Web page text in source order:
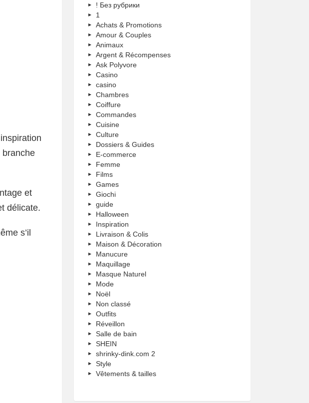
branche
et
délicate.
s’il
! Без рубрики
1
Achats & Promotions
Amour & Couples
Animaux
Argent & Récompenses
Ask Polyvore
Casino
casino
Chambres
Coiffure
Commandes
Cuisine
Culture
Dossiers & Guides
E-commerce
Femme
Films
Games
Giochi
guide
Halloween
Inspiration
Livraison & Colis
Maison & Décoration
Manucure
Maquillage
Masque Naturel
Mode
Noël
Non classé
Outfits
Réveillon
Salle de bain
SHEIN
shrinky-dink.com 2
Style
Vêtements & tailles